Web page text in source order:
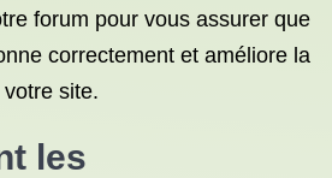
forum pour vous assurer que
correctement et améliore la
site.
les